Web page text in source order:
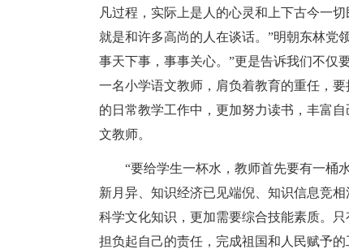
凡过程，实际上是人的心灵和上下古今一
就是和许多高尚的人在谈话。”明朝东林党
事天下事，事事关心。”更是告诉我们不仅
一名小学语文教师，肩负着教育的重任，
的日常教学工作中，更加努力读书，丰富
文教师。
“要给学生一杯水，教师首先要有一桶
新月异、知识经济已见端倪、知识信息竞
科学文化知识，更加需要综合技能素质。
担负起自己的责任，完成祖国和人民赋予的